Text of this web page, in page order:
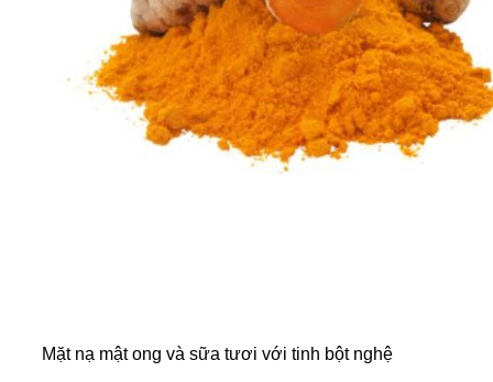
Mặt nạ mật ong và sữa tươi với tinh bột nghệ